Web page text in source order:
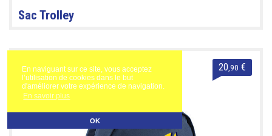
En naviguant sur ce site, vous acceptez
l’utilisation de cookies dans le but
d'améliorer votre expérience de navigation.
En savoir plus
OK
Sac Trolley
20 ,90 €